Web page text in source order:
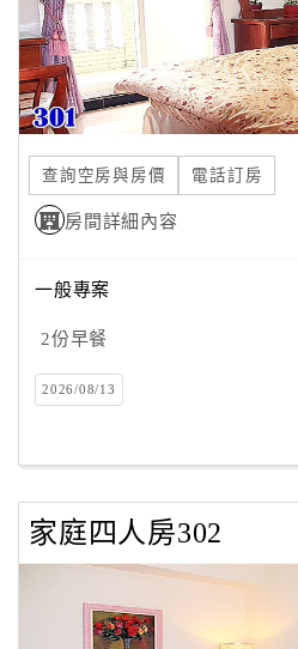
款
收
據
合
作
提
案
店
作
商
合
作
查詢空房與房價 電話訂房
房間詳細內容
一般專案
2份早餐
2026/08/13
家庭四人房302